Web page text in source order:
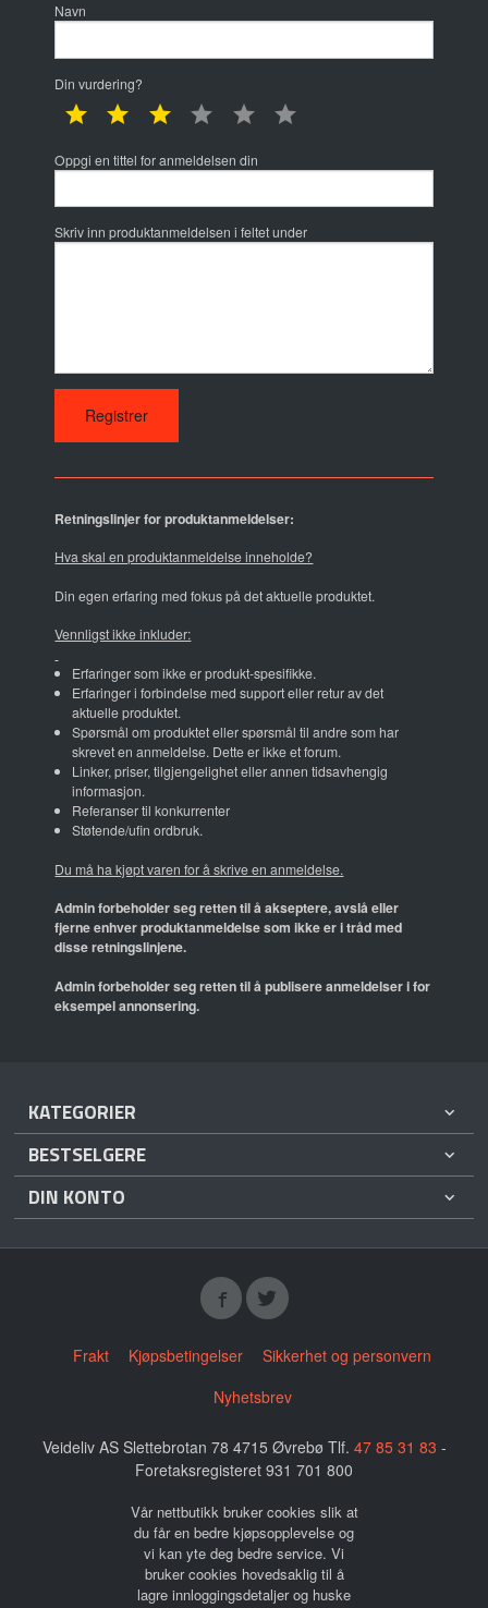
Navn
Din vurdering?
1 star 2 star 3 star 4 star 5 star
Oppgi en tittel for anmeldelsen din
Skriv inn produktanmeldelsen i feltet under
Retningslinjer for produktanmeldelser:
Hva skal en produktanmeldelse inneholde?
Din egen erfaring med fokus på det aktuelle produktet.
Vennligst ikke inkluder:
Erfaringer som ikke er produkt-spesifikke.
Erfaringer i forbindelse med support eller retur av det
aktuelle produktet.
Spørsmål om produktet eller spørsmål til andre som har
skrevet en anmeldelse. Dette er ikke et forum.
Linker, priser, tilgjengelighet eller annen tidsavhengig
informasjon.
Referanser til konkurrenter
Støtende/ufin ordbruk.
Du må ha kjøpt varen for å skrive en anmeldelse.
Admin forbeholder seg retten til å akseptere, avslå eller
fjerne enhver produktanmeldelse som ikke er i tråd med
disse retningslinjene.
Admin forbeholder seg retten til å publisere anmeldelser i for
eksempel annonsering.
KATEGORIER
BESTSELGERE
DIN KONTO
Frakt Kjøpsbetingelser
Sikkerhet og personvern
Nyhetsbrev
Veideliv AS Slettebrotan 78 4715 Øvrebø Tlf. 47 85 31 83 -
Foretaksregisteret 931 701 800
Vår nettbutikk bruker cookies slik at
du får en bedre kjøpsopplevelse og
vi kan yte deg bedre service. Vi
bruker cookies hovedsaklig til å
lagre innloggingsdetaljer og huske